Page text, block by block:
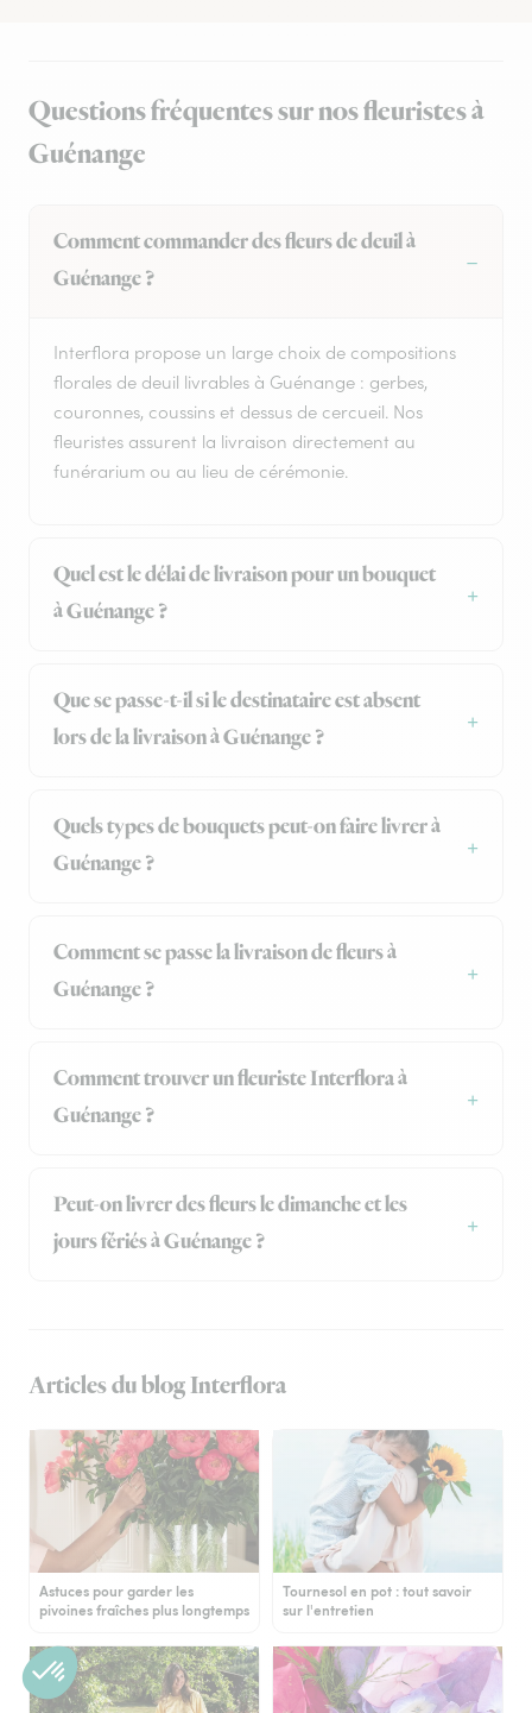
Questions fréquentes sur nos fleuristes à
Guénange
Comment commander des fleurs de deuil à
Guénange ?
Interflora propose un large choix de compositions
florales de deuil livrables à Guénange : gerbes,
couronnes, coussins et dessus de cercueil. Nos
fleuristes assurent la livraison directement au
funérarium ou au lieu de cérémonie.
Quel est le délai de livraison pour un bouquet
à Guénange ?
Que se passe-t-il si le destinataire est absent
lors de la livraison à Guénange ?
Quels types de bouquets peut-on faire livrer à
Guénange ?
Comment se passe la livraison de fleurs à
Guénange ?
Comment trouver un fleuriste Interflora à
Guénange ?
Peut-on livrer des fleurs le dimanche et les
jours fériés à Guénange ?
Articles du blog Interflora
Astuces pour garder les
pivoines fraîches plus longtemps
Tournesol en pot : tout savoir
sur l'entretien